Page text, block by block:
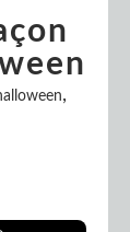
,